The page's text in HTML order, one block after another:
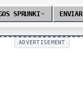
SPRUNKI ENVIAR
ADVERTISEMENT